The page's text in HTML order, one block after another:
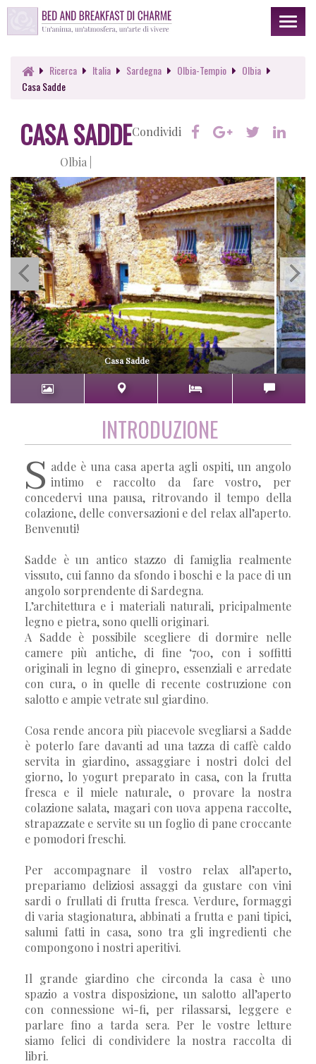
Toggle
Ricerca Italia Sardegna Olbia-Tempio
Olbia
Casa Sadde
CASA SADDE
Olbia |
Condividi
Casa Sadde
INTRODUZIONE
S adde è una casa aperta agli ospiti, un angolo
intimo e raccolto da fare vostro, per
concedervi una pausa, ritrovando il tempo della
colazione, delle conversazioni e del relax all’aperto.
Benvenuti!
Sadde è un antico stazzo di famiglia realmente
vissuto, cui fanno da sfondo i boschi e la pace di un
angolo sorprendente di Sardegna.
L’architettura e i materiali naturali, pricipalmente
legno e pietra, sono quelli originari.
A Sadde è possibile scegliere di dormire nelle
camere più antiche, di fine ‘700, con i soffitti
originali in legno di ginepro, essenziali e arredate
con cura, o in quelle di recente costruzione con
salotto e ampie vetrate sul giardino.
Cosa rende ancora più piacevole svegliarsi a Sadde
è poterlo fare davanti ad una tazza di caffè caldo
servita in giardino, assaggiare i nostri dolci del
giorno, lo yogurt preparato in casa, con la frutta
fresca e il miele naturale, o provare la nostra
colazione salata, magari con uova appena raccolte,
strapazzate e servite su un foglio di pane croccante
e pomodori freschi.
Per accompagnare il vostro relax all’aperto,
prepariamo deliziosi assaggi da gustare con vini
sardi o frullati di frutta fresca. Verdure, formaggi
di varia stagionatura, abbinati a frutta e pani tipici,
salumi fatti in casa, sono tra gli ingredienti che
compongono i nostri aperitivi.
Il grande giardino che circonda la casa è uno
spazio a vostra disposizione, un salotto all’aperto
con connessione wi-fi, per rilassarsi, leggere e
parlare fino a tarda sera. Per le vostre letture
siamo felici di condividere la nostra raccolta di
libri.